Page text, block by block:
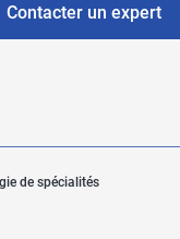
Contacter un expert
de spécialités